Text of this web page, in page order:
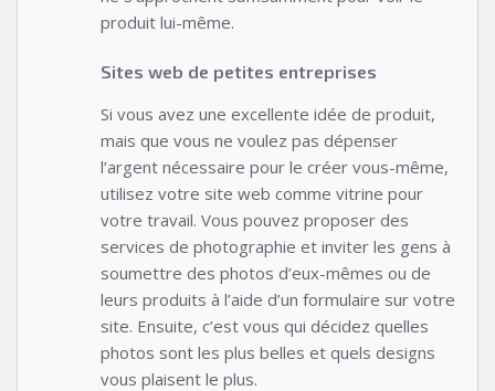
produit lui-même.
Sites web de petites entreprises
Si vous avez une excellente idée de produit,
mais que vous ne voulez pas dépenser
l’argent nécessaire pour le créer vous-même,
utilisez votre site web comme vitrine pour
votre travail. Vous pouvez proposer des
services de photographie et inviter les gens à
soumettre des photos d’eux-mêmes ou de
leurs produits à l’aide d’un formulaire sur votre
site. Ensuite, c’est vous qui décidez quelles
photos sont les plus belles et quels designs
vous plaisent le plus.